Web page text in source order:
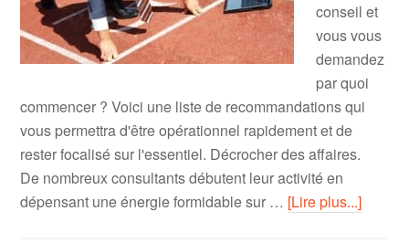
conseil et
vous vous
demandez
par quoi
commencer ? Voici une liste de recommandations qui
vous permettra d'être opérationnel rapidement et de
rester focalisé sur l'essentiel. Décrocher des affaires.
De nombreux consultants débutent leur activité en
dépensant une énergie formidable sur … [Lire plus...]